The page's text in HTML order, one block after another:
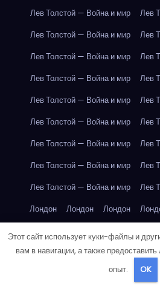
Лев Толстой — Война и мир
Лев
Лев Толстой — Война и мир
Лев
Лев Толстой — Война и мир
Лев
Лев Толстой — Война и мир
Лев
Лев Толстой — Война и мир
Лев
Лев Толстой — Война и мир
Лев
Лев Толстой — Война и мир
Лев
Лев Толстой — Война и мир
Лев
Лев Толстой — Война и мир
Лев
Лондон
Лондон Лондон
Лондон
Лондон
Лондон
Лондон Лондон
Лондон
Этот сайт использует куки-файлы и
вам в навигации, а также
опыт.
OK